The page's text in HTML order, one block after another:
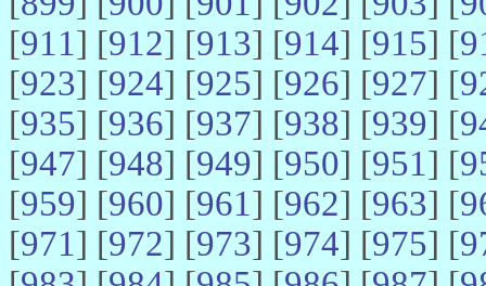
[911] [912] [913] [914] [915] [
[923] [924] [925] [926] [927] [
[935] [936] [937] [938] [939] [
[947] [948] [949] [950] [951] [
[959] [960] [961] [962] [963] [
[971] [972] [973] [974] [975] [